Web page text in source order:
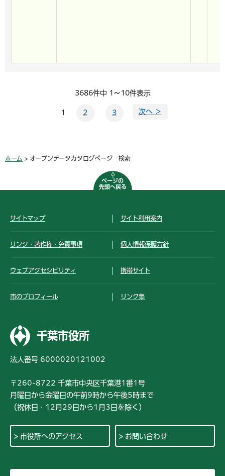
3686件中 1～10件表示
1 2 3 次へ ＞
ホーム > オープンデータカタログページ 検索
ページの
先頭へ戻る
サイトマップ サイト利用案内
リンク・著作権・免責事項 個人情報保護方針
ウェブアクセシビリティ 携帯サイト
市のプロフィール リンク集
千葉市役所
法人番号 6000020121002
〒260-8722 千葉市中央区千葉港1番1号
月曜日から金曜日の午前9時から午後5時まで
（祝休日・12月29日から1月3日を除く）
市役所へのアクセス お問い合わせ